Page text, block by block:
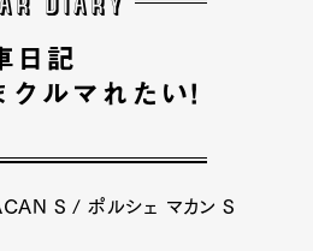
S / ポルシェ マカン S